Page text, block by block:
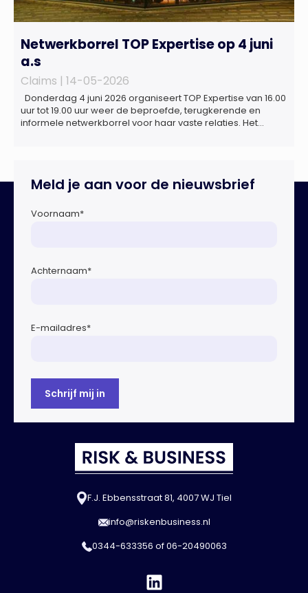
Netwerkborrel TOP Expertise op 4 juni
a.s
Claims | 14-05-2026
Donderdag 4 juni 2026 organiseert TOP Expertise van 16.00
uur tot 19.00 uur weer de beproefde, terugkerende en
informele netwerkborrel voor haar vaste relaties. Het
Meld je aan voor de nieuwsbrief
Voornaam*
Achternaam*
E-mailadres*
F.J. Ebbensstraat 81, 4007 WJ Tiel
info@riskenbusiness.nl
0344-633356 of06-20490063